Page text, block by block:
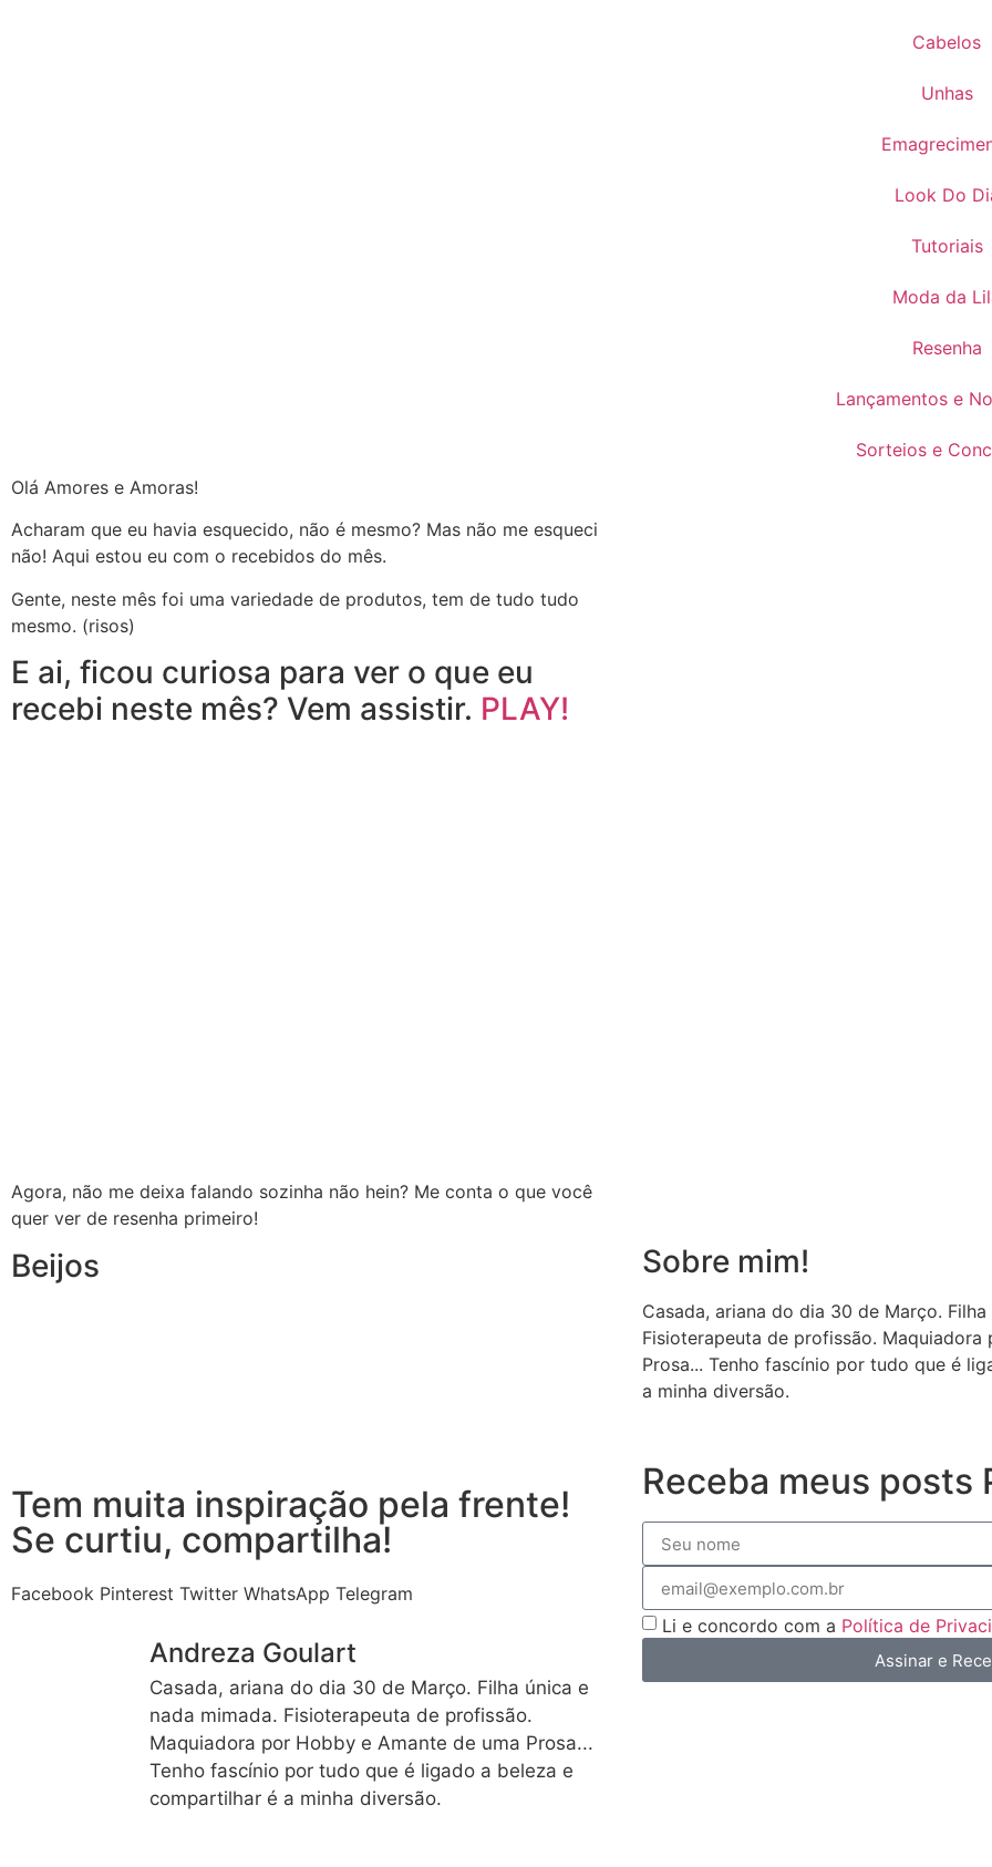
Olá Amores e Amoras!
Acharam que eu havia esquecido, não é mesmo? Mas não me esqueci
não! Aqui estou eu com o recebidos do mês.
Gente, neste mês foi uma variedade de produtos, tem de tudo tudo
mesmo. (risos)
E ai, ficou curiosa para ver o que eu
recebi neste mês? Vem assistir. PLAY!
Agora, não me deixa falando sozinha não hein? Me conta o que você
quer ver de resenha primeiro!
Beijos
Tem muita inspiração pela frente!
Se curtiu, compartilha!
Facebook Pinterest Twitter WhatsApp Telegram
Andreza Goulart
Casada, ariana do dia 30 de Março. Filha única e
nada mimada. Fisioterapeuta de profissão.
Maquiadora por Hobby e Amante de uma Prosa...
Tenho fascínio por tudo que é ligado a beleza e
compartilhar é a minha diversão.
Cabelos
Unhas
Look Do
Tutoriais
Moda da
Resenha
Lançamentos e
Sorteios e
Sobre mim!
Casada, ariana do dia 30 de Março.
Fisioterapeuta de profissão. Maquiadora
Prosa... Tenho fascínio por tudo que é
a minha diversão.
Receba meus posts
Li e concordo com a Política de
Assinar e